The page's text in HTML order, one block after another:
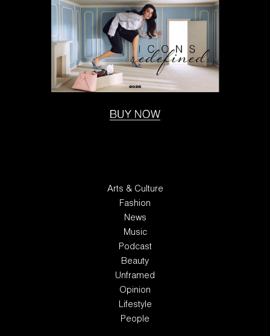
Arts & Culture
Fashion
News
Music
Podcast
Beauty
Unframed
Opinion
Lifestyle
People